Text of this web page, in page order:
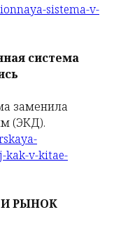
sistema-v-
система
заменила
(ЭКД).
kak-v-kitae-
РЫНОК